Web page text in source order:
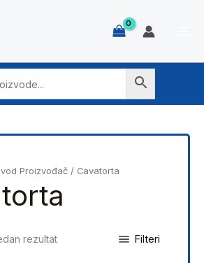
Proizvođač / Cavatorta
rezultat Filteri